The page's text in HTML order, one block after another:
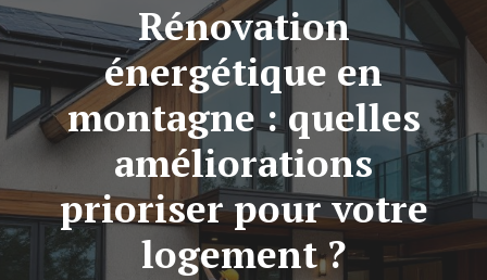
Rénovation
énergétique en
montagne : quelles
améliorations
prioriser pour votre
logement ?